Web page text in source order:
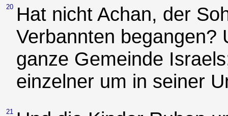
20 Hat nicht Achan, der
Verbannten begangen?
ganze Gemeinde
einzelner um in seiner
21